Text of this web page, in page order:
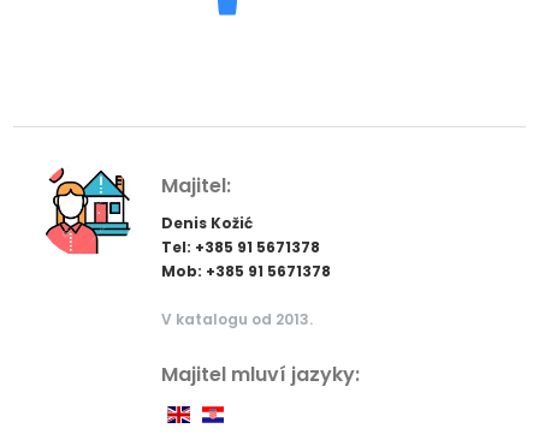
Majitel:
Denis Kožić
Tel: +385 91 5671378
Mob: +385 91 5671378
V katalogu od 2013.
Majitel mluví jazyky: